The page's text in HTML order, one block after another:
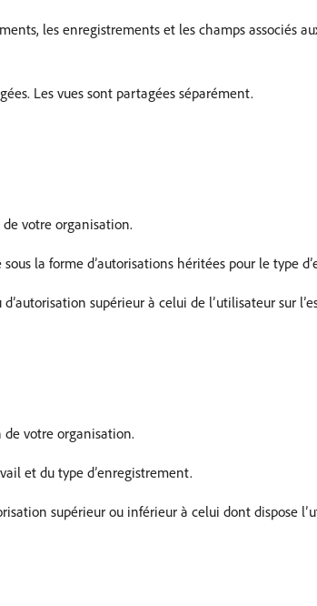
les enregistrements et les champs associés
Les vues sont partagées séparément.
de votre organisation.
la forme d’autorisations héritées pour le type
supérieur à celui de l’utilisateur sur
de votre organisation.
et du type d’enregistrement.
supérieur ou inférieur à celui dont dispose